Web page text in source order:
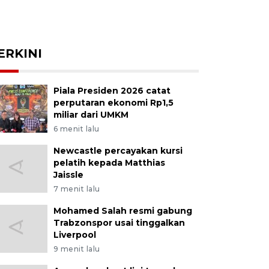
Piala Presiden 2026 catat
perputaran ekonomi Rp1,5
miliar dari UMKM
6 menit lalu
Newcastle percayakan kursi
pelatih kepada Matthias
Jaissle
7 menit lalu
Mohamed Salah resmi gabung
Trabzonspor usai tinggalkan
Liverpool
9 menit lalu